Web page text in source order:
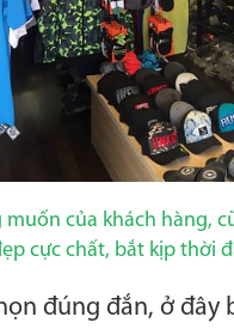
của khách hàng,
cực chất, bắt kịp thời
đúng đắn, ở đây